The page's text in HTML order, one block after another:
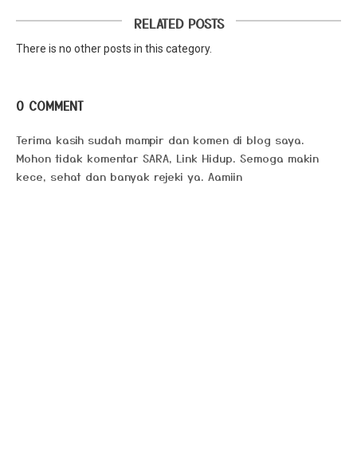
RELATED POSTS
There is no other posts in this category.
0 COMMENT
Terima kasih sudah mampir dan komen di blog saya.
Mohon tidak komentar SARA, Link Hidup. Semoga makin
kece, sehat dan banyak rejeki ya. Aamiin